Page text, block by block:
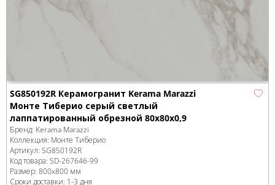
SG850192R Керамогранит Kerama Marazzi
Монте Тиберио серый светлый
лаппатированный обрезной 80x80x0,9
Бренд: Kerama Marazzi
Коллекция: Монте Тиберио
Артикул: SG850192R
Код товара: SD-267646-99
Размер: 800x800 мм
Сроки доставки: 1-3 дня